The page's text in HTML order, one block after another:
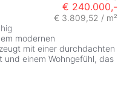
€ 240.000,-
€ 3.809,52 / m²
modernen
mit einer durchdachten
und einem Wohngefühl, das